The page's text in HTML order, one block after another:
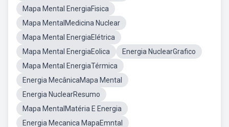
Mapa Mental EnergiaFisica
Mapa MentalMedicina Nuclear
Mapa Mental EnergiaElétrica
Mapa Mental EnergiaEolica
Energia NuclearGrafico
Mapa Mental EnergiaTérmica
Energia MecânicaMapa Mental
Energia NuclearResumo
Mapa MentalMatéria E Energia
Energia Mecanica MapaEmntal